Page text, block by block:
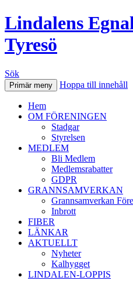
Lindalens
Tyresö
Sök
Primär meny Hoppa till innehåll
Hem
OM FÖRENINGEN
Stadgar
Styrelsen
MEDLEM
Bli Medlem
Medlemsrabatter
GDPR
GRANNSAMVERKAN
Grannsamverkan
Inbrott
FIBER
LÄNKAR
AKTUELLT
Nyheter
Kalhygget
LINDALEN-LOPPIS